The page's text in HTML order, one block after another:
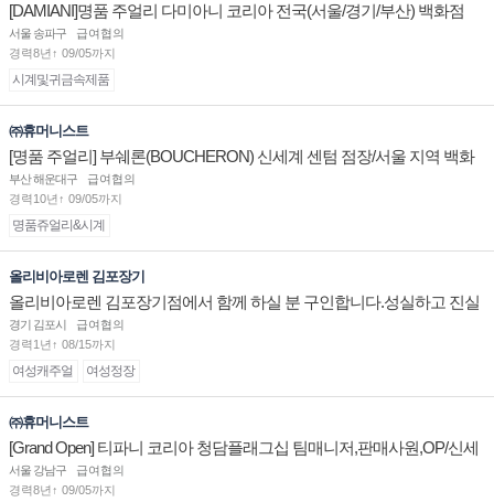
[DAMIANI]명품 주얼리 다미아니 코리아 전국(서울/경기/부산) 백화점
부점장/판매사원 채용
서울 송파구
급여협의
경력8년↑ 09/05까지
시계및귀금속제품
㈜휴머니스트
[명품 주얼리] 부쉐론(BOUCHERON) 신세계 센텀 점장/서울 지역 백화
점 판매사원 채용
부산 해운대구
급여협의
경력10년↑ 09/05까지
명품쥬얼리&시계
올리비아로렌 김포장기
올리비아로렌 김포장기점에서 함께 하실 분 구인합니다.성실하고 진실
된 마음 하나면 됩니다.
경기 김포시
급여협의
경력1년↑ 08/15까지
여성캐주얼 여성정장
㈜휴머니스트
[Grand Open] 티파니 코리아 청담플래그십 팀매니저,판매사원,OP/신세
계대전 판매사원 채용
서울 강남구
급여협의
경력8년↑ 09/05까지